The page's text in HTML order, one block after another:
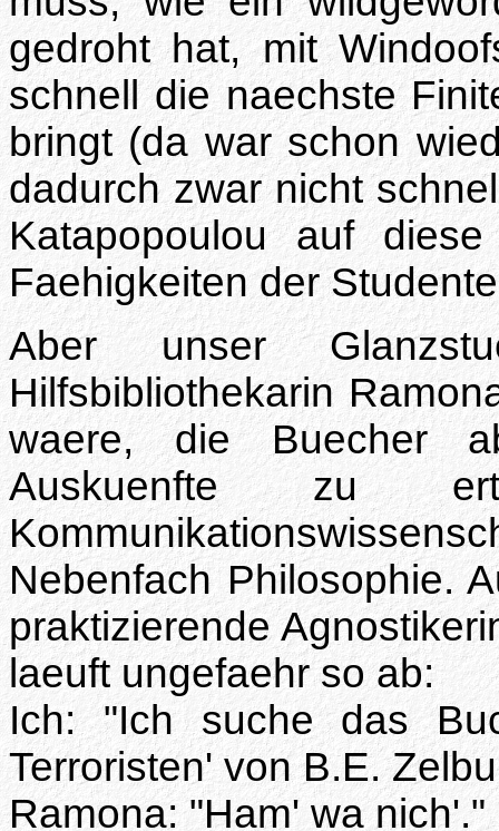
gedroht hat, mit
schnell die naechste
bringt (da war schon
dadurch zwar nicht
Katapopoulou auf
Faehigkeiten der
Aber unser
Hilfsbibliothekarin
waere, die Buecher
Auskuenfte zu
Nebenfach Philosophie.
praktizierende
laeuft ungefaehr so ab:
Ich: "Ich suche das
Terroristen' von B.E.
Ramona: "Ham' wa nich'."